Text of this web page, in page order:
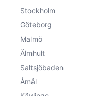
Stockholm
Göteborg
Malmö
Älmhult
Saltsjöbaden
Åmål